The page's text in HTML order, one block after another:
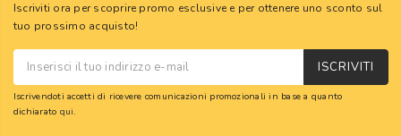
Iscriviti ora per scoprire promo esclusive e per ottenere uno sconto sul
tuo prossimo acquisto!
ISCRIVITI
Iscrivendoti accetti di ricevere comunicazioni promozionali in base a quanto
dichiarato qui.